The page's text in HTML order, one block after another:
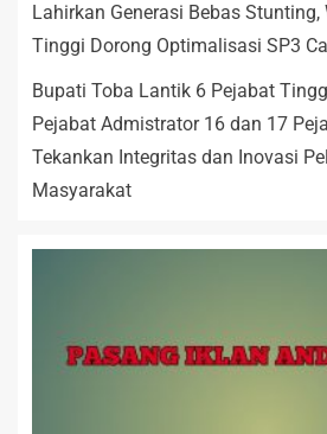
Lahirkan Generasi Bebas
Tinggi Dorong Optimalisasi SP3
Bupati Toba Lantik 6 Pejabat
Pejabat Admistrator 16 dan 17
Tekankan Integritas dan Inovasi
Masyarakat